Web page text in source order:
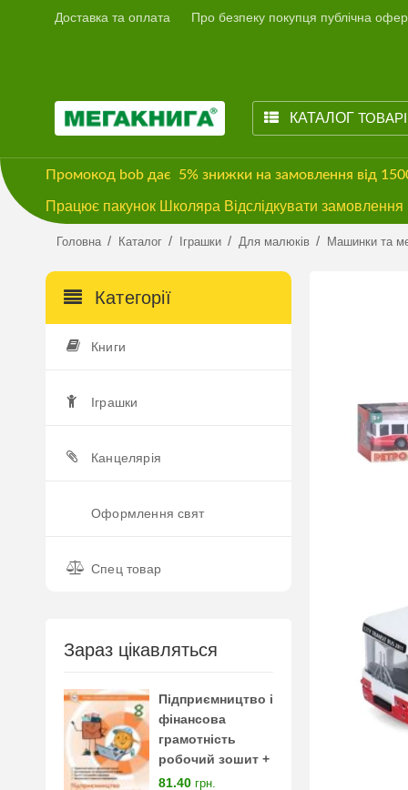
Доставка та оплата Про безпеку покупця публічна
КАТАЛОГ
Промокод bob дає 5% знижки на замовлення від
Працює пакунок Школяра Відслідкувати
Головна / Каталог / Іграшки / Для малюків / Машинки та
Категорії
Книги
Іграшки
Канцелярія
Оформлення свят
Спец товар
Зараз цікавляться
Підприємництво і
фінансова
грамотність
робочий зошит +
тестові завдання 8
81.40 грн.